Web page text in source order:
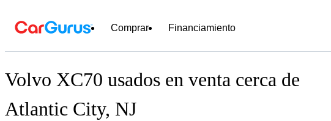
Comprar Financiamiento
Volvo XC70 usados en venta cerca de
Atlantic City, NJ